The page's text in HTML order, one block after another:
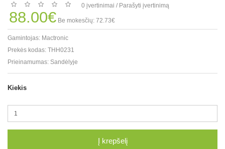
0 įvertinimai / Parašyti įvertinimą
88.00€ Be mokesčių: 72.73€
Gamintojas: Mactronic
Prekės kodas: THH0231
Prieinamumas: Sandėlyje
Kiekis
Į krepšelį